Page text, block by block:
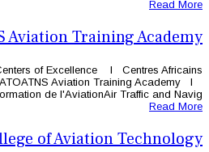
ATNS
AATO African Training Centers
d'Excellence en Formation
ATNS Académie de Formation
Nigerian College